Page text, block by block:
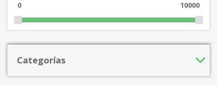
0 10000
Categorías